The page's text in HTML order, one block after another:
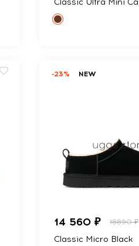
-23% NEW
14 560 ₽ 18890 ₽
Classic Micro Black